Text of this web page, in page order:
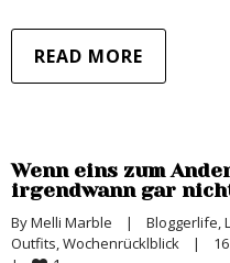
READ MORE
Wenn eins zum
irgendwann gar
By Melli Marble | Bloggerlife
Outfits Wochenrücklblick |